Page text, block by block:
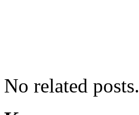
No related posts.